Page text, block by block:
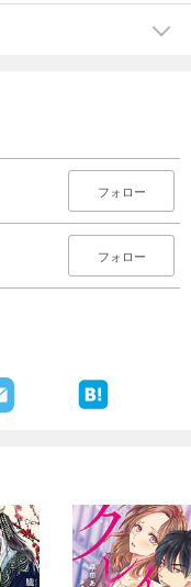
フォロー
フォロー